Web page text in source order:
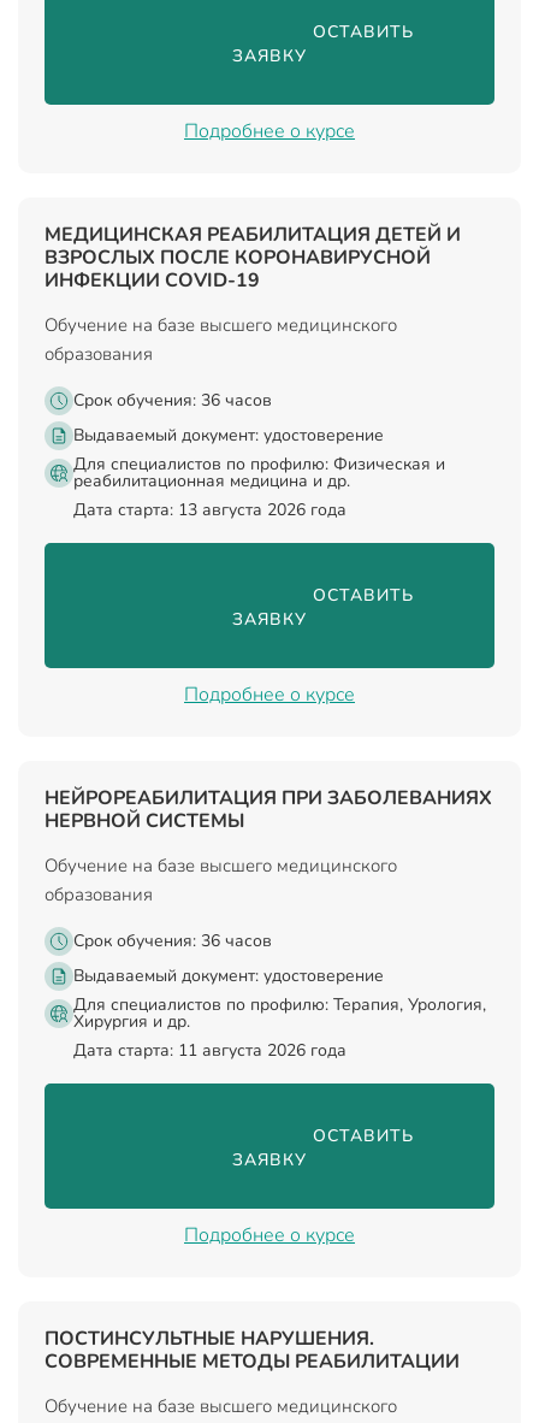
                                ОСТАВИТЬ
ЗАЯВКУ
Подробнее о курсе
МЕДИЦИНСКАЯ РЕАБИЛИТАЦИЯ ДЕТЕЙ И
ВЗРОСЛЫХ ПОСЛЕ КОРОНАВИРУСНОЙ
ИНФЕКЦИИ COVID-19
Обучение на базе высшего медицинского
образования
Срок обучения: 36 часов
Выдаваемый документ: удостоверение
Для специалистов по профилю: Физическая и
реабилитационная медицина и др.
Дата старта: 13 августа 2026 года
                                ОСТАВИТЬ
ЗАЯВКУ
Подробнее о курсе
НЕЙРОРЕАБИЛИТАЦИЯ ПРИ ЗАБОЛЕВАНИЯХ
НЕРВНОЙ СИСТЕМЫ
Обучение на базе высшего медицинского
образования
Срок обучения: 36 часов
Выдаваемый документ: удостоверение
Для специалистов по профилю: Терапия, Урология,
Хирургия и др.
Дата старта: 11 августа 2026 года
                                ОСТАВИТЬ
ЗАЯВКУ
Подробнее о курсе
ПОСТИНСУЛЬТНЫЕ НАРУШЕНИЯ.
СОВРЕМЕННЫЕ МЕТОДЫ РЕАБИЛИТАЦИИ
Обучение на базе высшего медицинского